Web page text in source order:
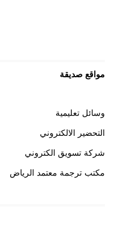
مواقع صديقة
وسائل تعليمية
التحضير الالكتروني
شركة تسويق الكتروني
مكتب ترجمة معتمد الرياض